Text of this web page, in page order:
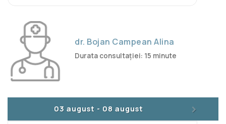
dr. Bojan Campean Alina
Durata consultației: 15 minute
03 august - 08 august >